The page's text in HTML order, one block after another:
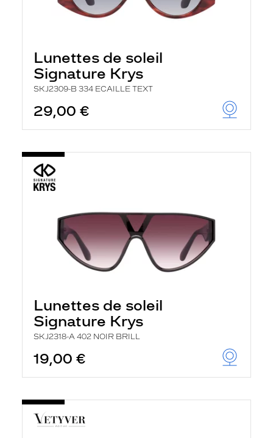
Lunettes de soleil
Signature Krys
SKJ2309-B 334 ECAILLE TEXT
29,00 €
Lunettes de soleil
Signature Krys
SKJ2318-A 402 NOIR BRILL
19,00 €